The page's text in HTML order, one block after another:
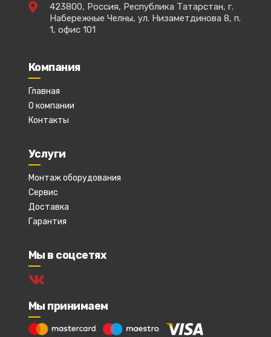
423800, Россия, Республика Татарстан, г.
Набережные Челны, ул. Низаметдинова 8, п.
1, офис 101
Компания
Главная
О компании
Контакты
Услуги
Монтаж оборудования
Сервис
Доставка
Гарантия
Мы в соцсетях
Мы принимаем